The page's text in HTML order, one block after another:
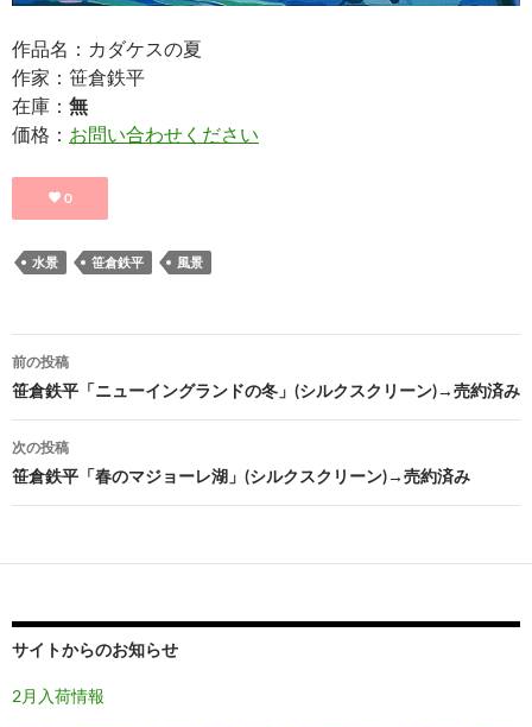
作品名：カダケスの夏
作家：笹倉鉄平
在庫： 無
価格： お問い合わせください
0
水景 笹倉鉄平 風景
投
稿
ナ
ビ
ゲ
ー
ョ
ン
前の投稿
笹倉鉄平「ニューイングランドの冬」(シルクスクリーン)→売約済み
次の投稿
笹倉鉄平「春のマジョーレ湖」(シルクスクリーン)→売約済み
サイトからのお知らせ
2月入荷情報